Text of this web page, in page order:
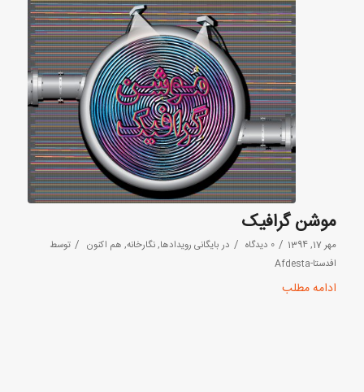
موشن گرافیک
مهر 17, 1394 / 0 دیدگاه / در بایگانی رویدادها,نگارخانه, هم اکنون / توسط
افدستا-Afdesta
ادامه مطلب